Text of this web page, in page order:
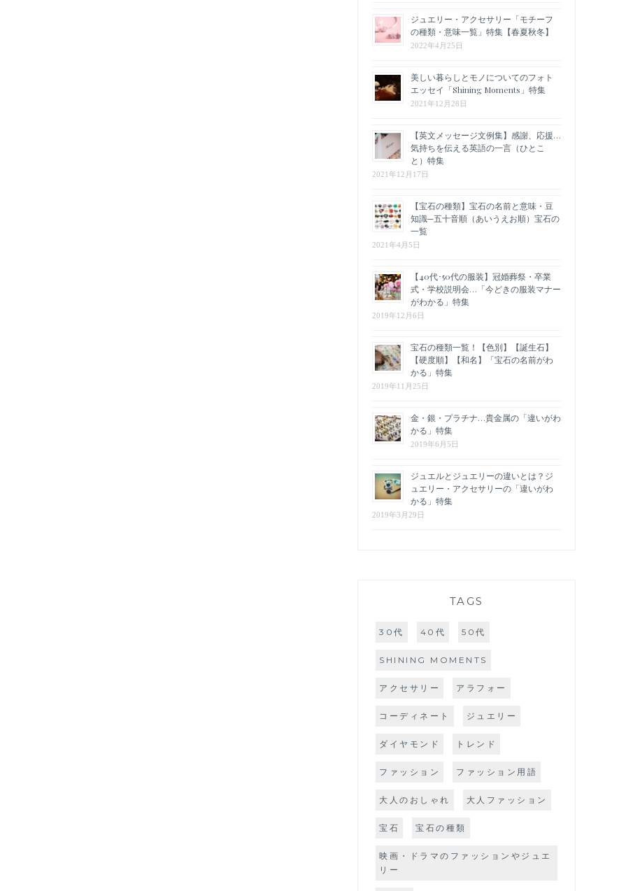
ジュエリー・アクセサリー「モチーフ
の種類・意味一覧」特集【春夏秋冬】
2022年4月25日
美しい暮らしとモノについてのフォト
エッセイ「Shining Moments」特集
2021年12月28日
【英文メッセージ文例集】感謝、応援…
気持ちを伝える英語の一言（ひとこ
と）特集
2021年12月17日
【宝石の種類】宝石の名前と意味・豆
知識─五十音順（あいうえお順）宝石の
一覧
2021年4月5日
【40代･50代の服装】冠婚葬祭・卒業
式・学校説明会…「今どきの服装マナー
がわかる」特集
2019年12月6日
宝石の種類一覧！【色別】【誕生石】
【硬度順】【和名】「宝石の名前がわ
かる」特集
2019年11月25日
金・銀・プラチナ…貴金属の「違いがわ
かる」特集
2019年6月5日
ジュエルとジュエリーの違いとは？ジ
ュエリー・アクセサリーの「違いがわ
かる」特集
2019年3月29日
TAGS
30代 40代 50代
SHINING MOMENTS
アクセサリー アラフォー
コーディネート ジュエリー
ダイヤモンド トレンド
ファッション ファッション用語
大人のおしゃれ 大人ファッション
宝石 宝石の種類
映画・ドラマのファッションやジュエ
リー